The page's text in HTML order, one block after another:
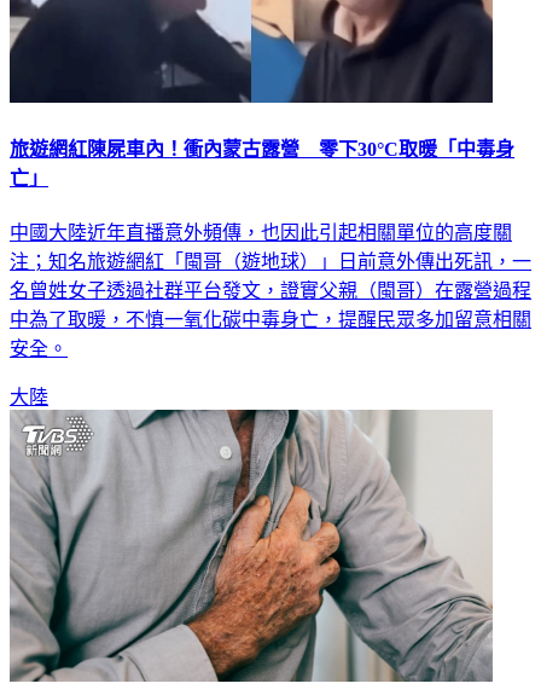
旅遊網紅陳屍車內！衝內蒙古露營 零下30°C取暖「中毒身
亡」
中國大陸近年直播意外頻傳，也因此引起相關單位的高度關
注；知名旅遊網紅「閩哥（遊地球）」日前意外傳出死訊，一
名曾姓女子透過社群平台發文，證實父親（閩哥）在露營過程
中為了取暖，不慎一氧化碳中毒身亡，提醒民眾多加留意相關
安全。
大陸